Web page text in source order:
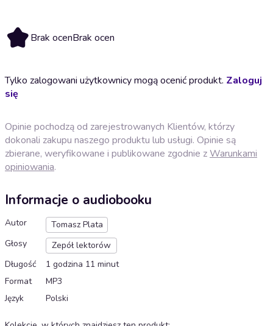
Brak ocenBrak ocen
Tylko zalogowani użytkownicy mogą ocenić produkt. Zaloguj
się
Opinie pochodzą od zarejestrowanych Klientów, którzy
dokonali zakupu naszego produktu lub usługi. Opinie są
zbierane, weryfikowane i publikowane zgodnie zWarunkami
opiniowania.
Informacje o audiobooku
Autor
Tomasz Plata
Głosy
Zepół lektorów
Długość
1 godzina 11 minut
Format
MP3
Język
Polski